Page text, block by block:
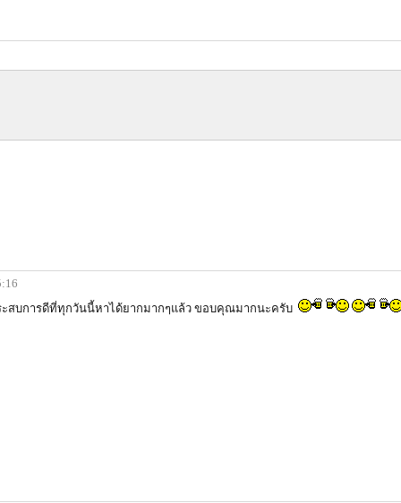
สบการดีที่ทุกวันนี้หาได้ยากมากๆแล้ว ขอบคุณมากนะครับ